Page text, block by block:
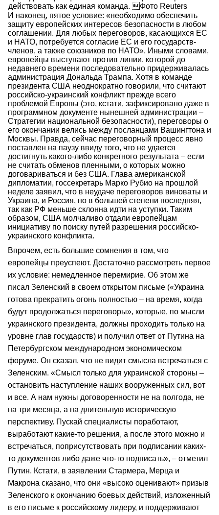
действовать как единая команда. Фото Reuters
И наконец, пятое условие: «необходимо обеспечить
защиту европейских интересов безопасности в любом
соглашении. Для любых переговоров, касающихся ЕС
и НАТО, потребуется согласие ЕС и его государств-
членов, а также союзников по НАТО». Иными словами,
европейцы выступают против линии, которой до
недавнего времени последовательно придерживалась
администрация Дональда Трампа. Хотя в команде
президента США неоднократно говорили, что считают
российско-украинский конфликт прежде всего
проблемой Европы (это, кстати, зафиксировано даже в
программном документе нынешней администрации –
Стратегии национальной безопасности), переговоры о
его окончании велись между посланцами Вашингтона и
Москвы. Правда, сейчас переговорный процесс явно
поставлен на паузу ввиду того, что не удается
достигнуть какого-либо конкретного результата – если
не считать обменов пленными, о которых можно
договариваться и без США. Глава американской
дипломатии, госсекретарь Марко Рубио на прошлой
неделе заявил, что в неудаче переговоров виноваты и
Украина, и Россия, но в большей степени последняя,
так как РФ меньше склонна идти на уступки. Таким
образом, США молчаливо отдали европейцам
инициативу по поиску путей разрешения российско-
украинского конфликта.
Впрочем, есть большие сомнения в том, что
европейцы преуспеют. Достаточно рассмотреть первое
их условие: немедленное перемирие. Об этом же
писал Зеленский в своем открытом письме («Украина
готова прекратить огонь полностью – на время, когда
будут продолжаться переговоры», которые, по мысли
украинского президента, должны проходить только на
уровне глав государств) и получил ответ от Путина на
Петербургском международном экономическом
форуме. Он сказал, что не видит смысла встречаться с
Зеленским. «Смысл только для украинской стороны –
остановить наступление наших вооруженных сил, вот
и все. А нам нужны договоренности не на полгода, не
на три месяца, а на длительную историческую
перспективу. Пускай специалисты поработают,
выработают какие-то решения, а после этого можно и
встречаться, поприсутствовать при подписании каких-
то документов либо даже что-то подписать», – отметил
Путин. Кстати, в заявлении Стармера, Мерца и
Макрона сказано, что они «высоко оценивают» призыв
Зеленского к окончанию боевых действий, изложенный
в его письме к российскому лидеру, и поддерживают